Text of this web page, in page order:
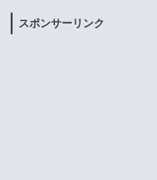
スポンサーリンク